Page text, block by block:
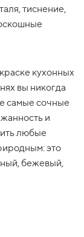
тиснение,
кухонных
вы никогда
самые сочные
и
любые
это
бежевый,